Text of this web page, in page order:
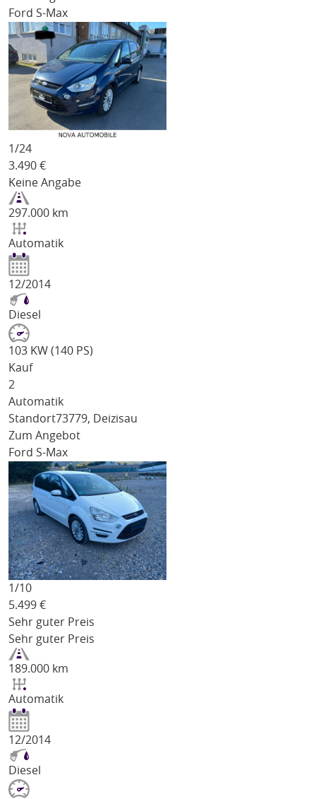
Ford S-Max
1/24
3.490 €
Keine Angabe
297.000 km
Automatik
12/2014
Diesel
103 KW (140 PS)
Kauf
2
Automatik
Standort73779, Deizisau
Zum Angebot
Ford S-Max
1/10
5.499 €
Sehr guter Preis
Sehr guter Preis
189.000 km
Automatik
12/2014
Diesel